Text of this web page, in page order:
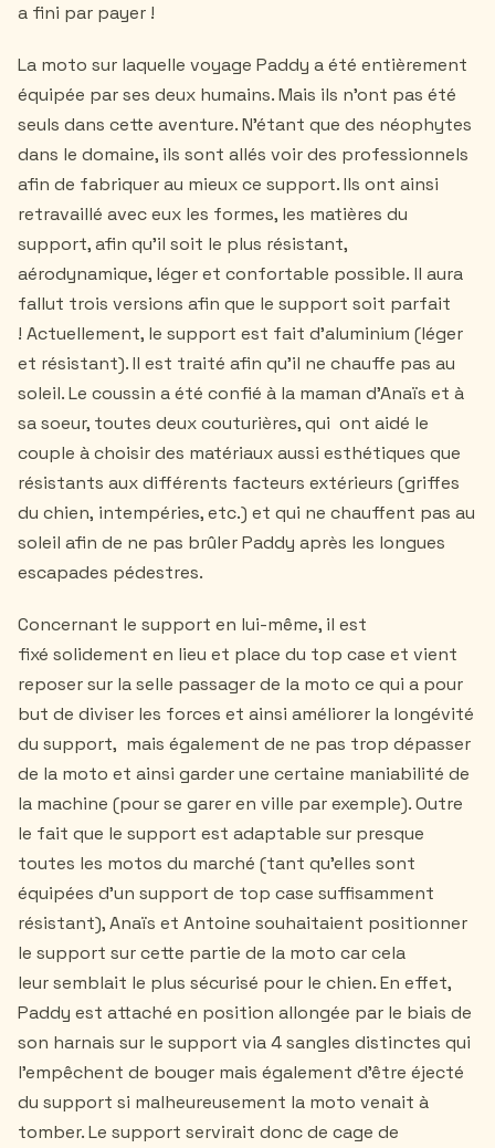
a fini par payer !
La moto sur laquelle voyage Paddy a été entièrement
équipée par ses deux humains. Mais ils n'ont pas été
seuls dans cette aventure. N’étant que des néophytes
dans le domaine, ils sont allés voir des professionnels
afin de fabriquer au mieux ce support. Ils ont ainsi
retravaillé avec eux les formes, les matières du
support, afin qu’il soit le plus résistant,
aérodynamique, léger et confortable possible. Il aura
fallut trois versions afin que le support soit parfait
! Actuellement, le support est fait d’aluminium (léger
et résistant). Il est traité afin qu’il ne chauffe pas au
soleil. Le coussin a été confié à la maman d'Anaïs et à
sa soeur, toutes deux couturières, qui ont aidé le
couple à choisir des matériaux aussi esthétiques que
résistants aux différents facteurs extérieurs (griffes
du chien, intempéries, etc.) et qui ne chauffent pas au
soleil afin de ne pas brûler Paddy après les longues
escapades pédestres.
Concernant le support en lui-même, il est
fixé solidement en lieu et place du top case et vient
reposer sur la selle passager de la moto ce qui a pour
but de diviser les forces et ainsi améliorer la longévité
du support, mais également de ne pas trop dépasser
de la moto et ainsi garder une certaine maniabilité de
la machine (pour se garer en ville par exemple). Outre
le fait que le support est adaptable sur presque
toutes les motos du marché (tant qu'elles sont
équipées d’un support de top case suffisamment
résistant), Anaïs et Antoine souhaitaient positionner
le support sur cette partie de la moto car cela
leur semblait le plus sécurisé pour le chien. En effet,
Paddy est attaché en position allongée par le biais de
son harnais sur le support via 4 sangles distinctes qui
l’empêchent de bouger mais également d’être éjecté
du support si malheureusement la moto venait à
tomber. Le support servirait donc de cage de